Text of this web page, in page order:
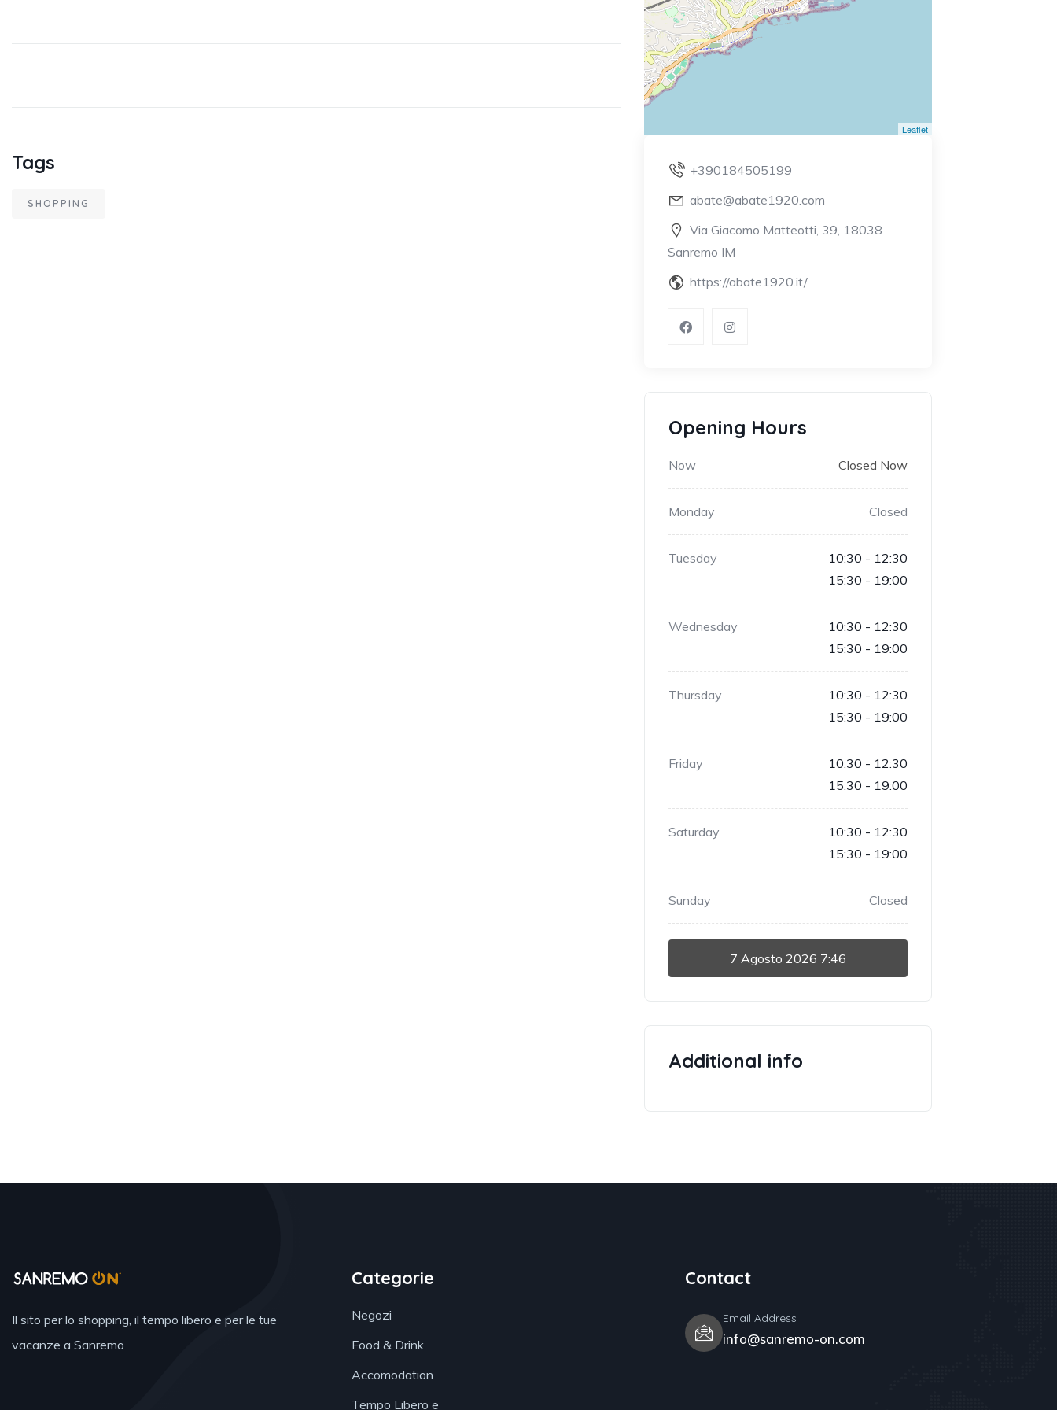
Tags
SHOPPING
Leaflet
+390184505199
abate@abate1920.com
Via Giacomo Matteotti, 39, 18038
Sanremo IM
https://abate1920.it/
Opening Hours
Now Closed Now
Monday Closed
Tuesday
10:30 - 12:30
15:30 - 19:00
Wednesday
10:30 - 12:30
15:30 - 19:00
Thursday
10:30 - 12:30
15:30 - 19:00
Friday
10:30 - 12:30
15:30 - 19:00
Saturday
10:30 - 12:30
15:30 - 19:00
Sunday Closed
7 Agosto 2026 7:46
Additional info
Il sito per lo shopping, il tempo libero e per le tue
vacanze a Sanremo
Categorie
Negozi
Food & Drink
Accomodation
Tempo Libero e
Contact
Email Address
info@sanremo-on.com